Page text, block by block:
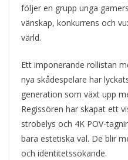
följer en grupp unga
vänskap, konkurrens och
värld.
Ett imponerande rollistan
nya skådespelare har
generation som växt upp
Regissören har skapat ett
strobelys och 4K POV-
bara estetiska val. De blir
och identitetssökande.